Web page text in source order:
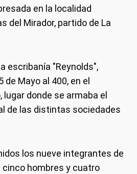
en la localidad
del Mirador, partido de La
escribanía "Reynolds",
Mayo al 400, en el
donde se armaba el
de las distintas sociedades
los nueve integrantes de
cinco hombres y cuatro